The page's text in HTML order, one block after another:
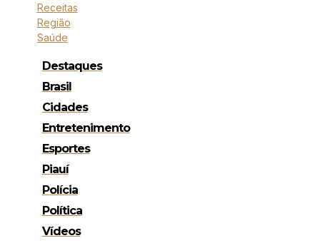
Receitas
Região
Saúde
Destaques
Brasil
Cidades
Entretenimento
Esportes
Piauí
Polícia
Política
Vídeos